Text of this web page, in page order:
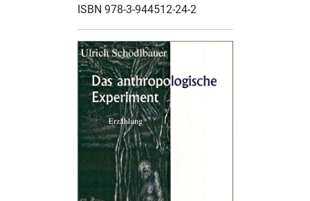
ISBN 978-3-944512-24-2